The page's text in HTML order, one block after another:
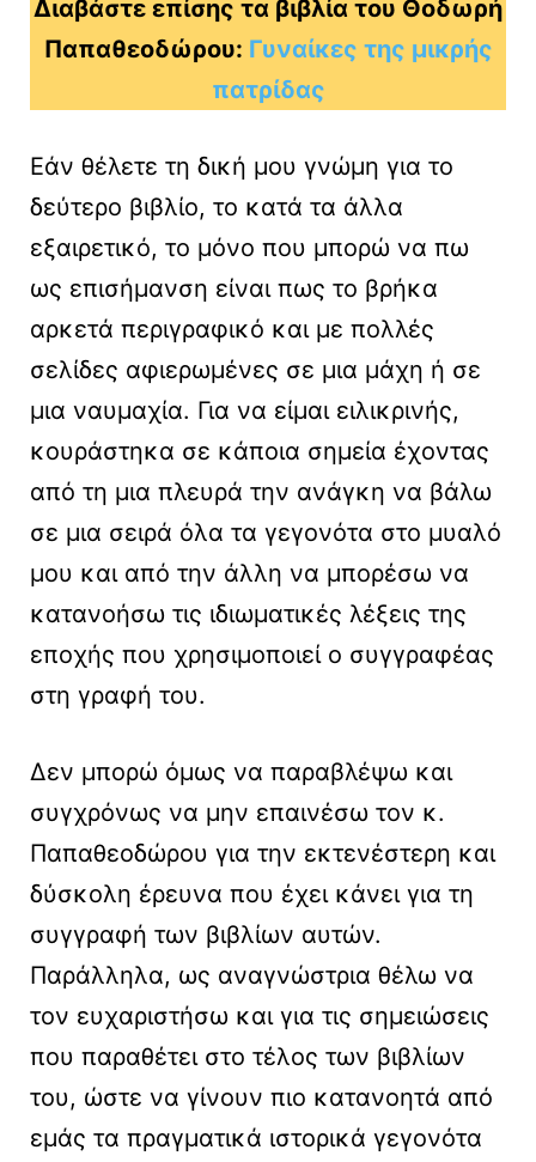
Διαβάστε επίσης τα βιβλία του Θοδωρή
Παπαθεοδώρου: Γυναίκες της μικρής
πατρίδας
Εάν θέλετε τη δική μου γνώμη για το
δεύτερο βιβλίο, το κατά τα άλλα
εξαιρετικό, το μόνο που μπορώ να πω
ως επισήμανση είναι πως το βρήκα
αρκετά περιγραφικό και με πολλές
σελίδες αφιερωμένες σε μια μάχη ή σε
μια ναυμαχία. Για να είμαι ειλικρινής,
κουράστηκα σε κάποια σημεία έχοντας
από τη μια πλευρά την ανάγκη να βάλω
σε μια σειρά όλα τα γεγονότα στο μυαλό
μου και από την άλλη να μπορέσω να
κατανοήσω τις ιδιωματικές λέξεις της
εποχής που χρησιμοποιεί ο συγγραφέας
στη γραφή του.
Δεν μπορώ όμως να παραβλέψω και
συγχρόνως να μην επαινέσω τον κ.
Παπαθεοδώρου για την εκτενέστερη και
δύσκολη έρευνα που έχει κάνει για τη
συγγραφή των βιβλίων αυτών.
Παράλληλα, ως αναγνώστρια θέλω να
τον ευχαριστήσω και για τις σημειώσεις
που παραθέτει στο τέλος των βιβλίων
του, ώστε να γίνουν πιο κατανοητά από
εμάς τα πραγματικά ιστορικά γεγονότα